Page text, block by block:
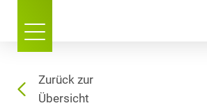
Zurück zur
Übersicht